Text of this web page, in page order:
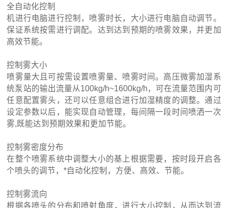
全自动化控制
机进行电脑进行控制，喷雾时长，大小进行电脑自动调节。
保证系统按需进行调配。达到达到预期的喷雾效果，并更加
高效节能。
控制雾大小
喷雾量大且可按需设置喷雾量、喷雾时间。高压微雾加湿系
统泵站的输出流量从100kg/h~1600kg/h，可在流量范围内可
任意配置雾头，还可以任意组合进行加湿精度的调整。通过
设定参数以后，能实现自动管理，每间隔一段时间喷洒一次
雾,既能达到预期效果和更加节能。
控制雾密度分布
在整个喷雾系统中调整大小的基上根据需要，按时段开启各
个喷头的调节，*自动化控制，方便、高效、节能。
控制雾流向
根据各喷头的分布和喷射角度，进行大小控制，从而达到流